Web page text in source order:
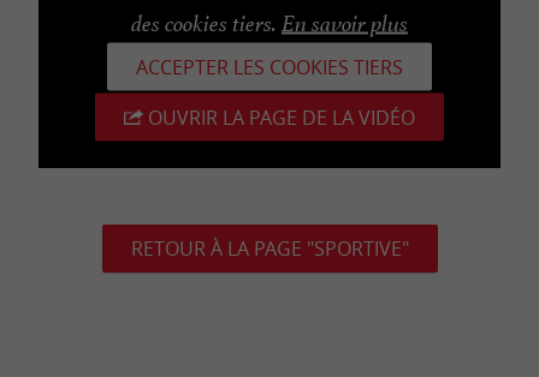
des cookies tiers. En savoir plus
ACCEPTER LES COOKIES TIERS
OUVRIR LA PAGE DE LA VIDÉO
RETOUR À LA PAGE "SPORTIVE"